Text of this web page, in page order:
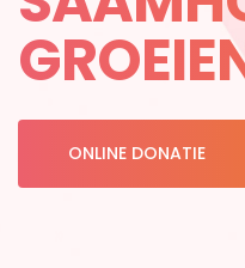
ONLINE DONATIE